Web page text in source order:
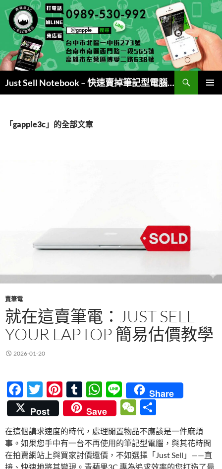
至
內
容
Just Sell Notebook – 快速賣掉筆記型電腦 (現金交易)
尋
「gapple3c」的全部文章
賣筆電
就在這賣筆電：JUST SELL
YOUR LAPTOP 簡易估價教學
2026-01-20
F
ac
e
b
o
T
w
itt
er
Pi
nt
er
es
t
T
u
m
bl
r
W
h
at
s
A
Li
n
e
Share
Post
Save
W
e
C
h
享
在這個講求速度的時代，處理閒置物品不應該是一件麻煩
事。如果您手中有一台不再使用的筆記型電腦，與其花時間
在拍賣網站上與買家討價還價，不如選擇「Just Sell」——直
接、快速地將其變現。青蘋果3C 專為追求效率的您打造了最